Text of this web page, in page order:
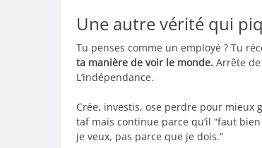
Une autre vérité qui
Tu penses comme un employé ? Tu
ta manière de voir le monde. Arrête
L’indépendance.
Crée, investis, ose perdre pour mieux
taf mais continue parce qu’il “faut
je veux, pas parce que je dois.”